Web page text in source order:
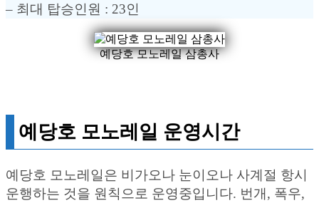
– 최대 탑승인원 : 23인
예당호 모노레일 삼총사
예당호 모노레일 운영시간
예당호 모노레일은 비가오나 눈이오나 사계절 항시
운행하는 것을 원칙으로 운영중입니다. 번개, 폭우,